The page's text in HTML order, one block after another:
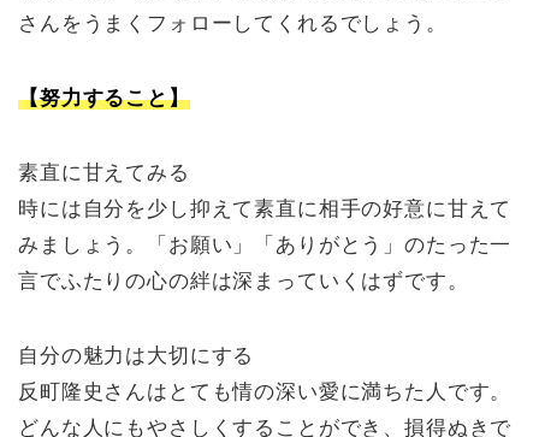
さんをうまくフォローしてくれるでしょう。
【努力すること】
素直に甘えてみる
時には自分を少し抑えて素直に相手の好意に甘えて
みましょう。「お願い」「ありがとう」のたった一
言でふたりの心の絆は深まっていくはずです。
自分の魅力は大切にする
反町隆史さんはとても情の深い愛に満ちた人です。
どんな人にもやさしくすることができ、損得ぬきで